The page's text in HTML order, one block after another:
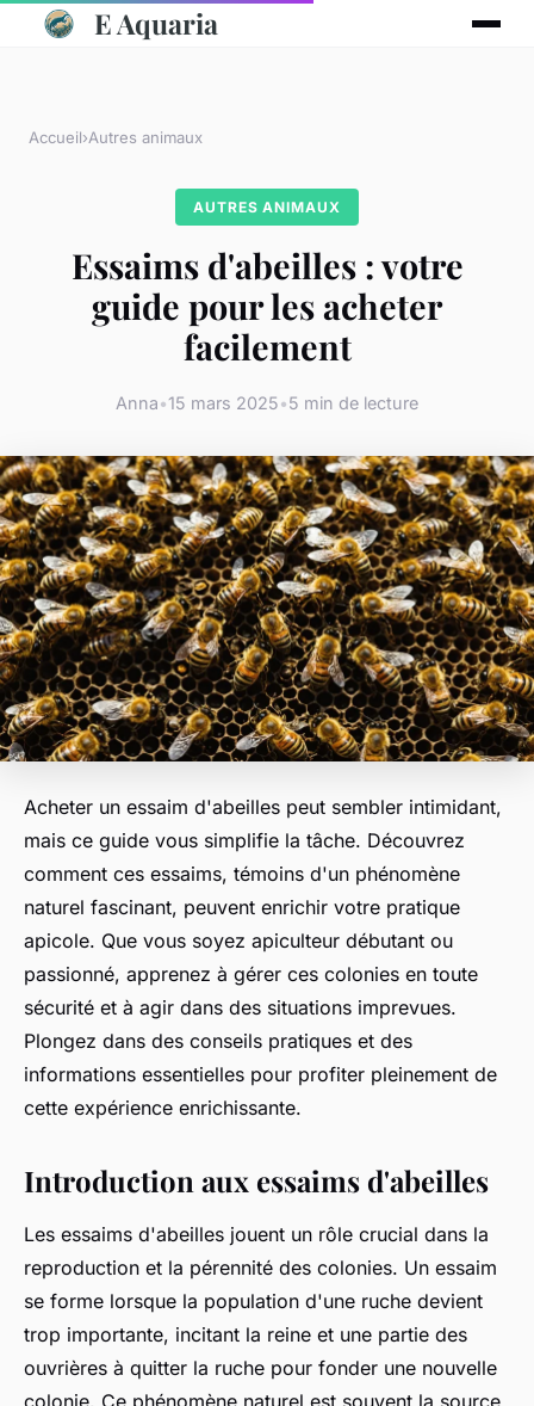
E Aquaria
Accueil›Autres animaux
AUTRES ANIMAUX
Essaims d'abeilles : votre
guide pour les acheter
facilement
Anna•15 mars 2025•5 min de lecture
Acheter un essaim d'abeilles peut sembler intimidant,
mais ce guide vous simplifie la tâche. Découvrez
comment ces essaims, témoins d'un phénomène
naturel fascinant, peuvent enrichir votre pratique
apicole. Que vous soyez apiculteur débutant ou
passionné, apprenez à gérer ces colonies en toute
sécurité et à agir dans des situations imprevues.
Plongez dans des conseils pratiques et des
informations essentielles pour profiter pleinement de
cette expérience enrichissante.
Introduction aux essaims d'abeilles
Les essaims d'abeilles jouent un rôle crucial dans la
reproduction et la pérennité des colonies. Un essaim
se forme lorsque la population d'une ruche devient
trop importante, incitant la reine et une partie des
ouvrières à quitter la ruche pour fonder une nouvelle